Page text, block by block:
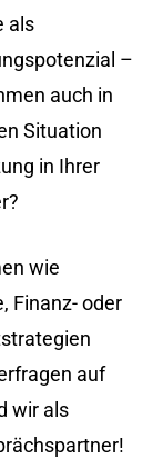
als
–
auch in
Situation
in Ihrer
wie
Finanz- oder
auf
wir als